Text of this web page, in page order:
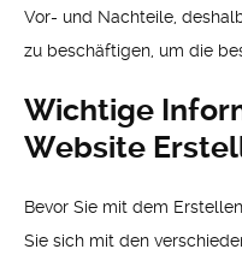
Vor- und Nachteile,
zu beschäftigen, um die
Wichtige
Website
Bevor Sie mit dem
Sie sich mit den